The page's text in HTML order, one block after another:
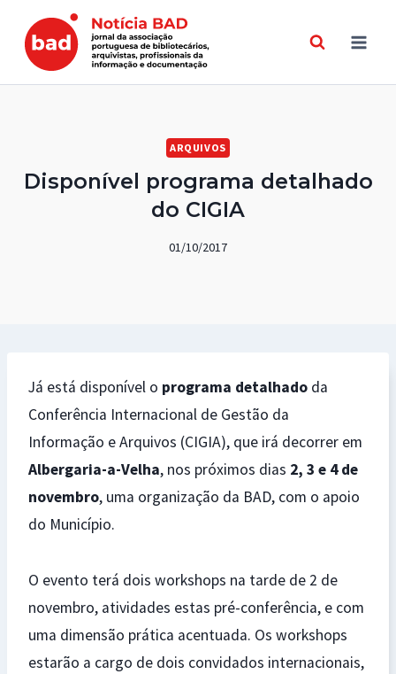
content
ARQUIVOS
Disponível programa detalhado
do CIGIA
01/10/2017
Já está disponível o programa detalhado da
Conferência Internacional de Gestão da
Informação e Arquivos (CIGIA), que irá decorrer em
Albergaria-a-Velha, nos próximos dias 2, 3 e 4 de
novembro, uma organização da BAD, com o apoio
do Município.
O evento terá dois workshops na tarde de 2 de
novembro, atividades estas pré-conferência, e com
uma dimensão prática acentuada. Os workshops
estarão a cargo de dois convidados internacionais,